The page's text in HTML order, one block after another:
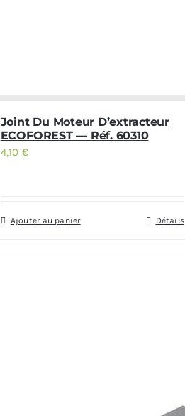
Joint Du Moteur D’extracteur
ECOFOREST — Réf. 60310
4,10 €
Ajouter au panier Détails